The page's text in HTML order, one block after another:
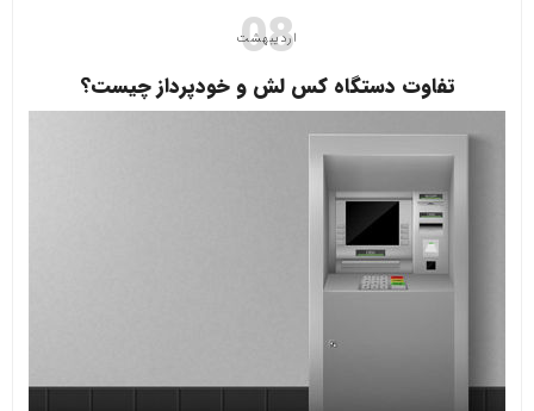
08
اردیبهشت
تفاوت دستگاه کس لش و خودپرداز چیست؟